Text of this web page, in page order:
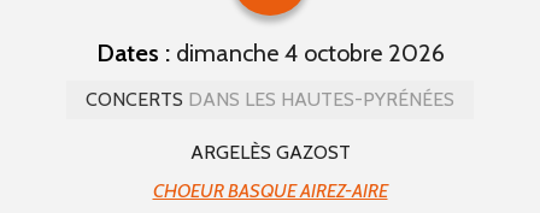
Dates :dimanche 4 octobre 2026
CONCERTS DANS LES HAUTES-PYRÉNÉES
ARGELÈS GAZOST
CHOEUR BASQUE AIREZ-AIRE